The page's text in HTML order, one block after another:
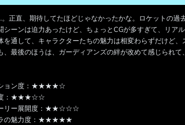
正直、期待してたほどじゃなかったかな。ロケットの過
シーンは迫力あったけど、ちょっとCGが多すぎて、リアル
を通して、キャラクターたちの魅力は相変わらずだけど
、最後のほうは、ガーディアンズの絆が改めて感じられて
ョン度：★★★★☆
：★★★☆☆
リー展開度：★★☆☆☆
の魅力度：★★★★★